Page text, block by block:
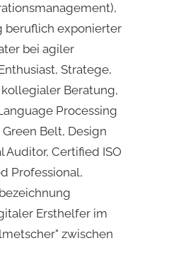
beruflich exponierter
bei agiler
Stratege,
Beratung,
Processing
Belt, Design
Auditor, Certified ISO
Professional,
Ersthelfer im
zwischen